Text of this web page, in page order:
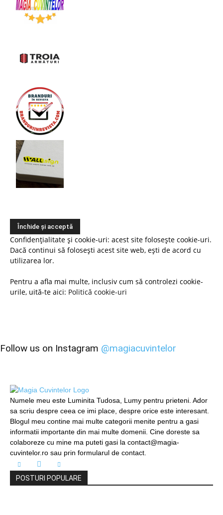
Confidențialitate și cookie-uri: acest site folosește cookie-uri.
Dacă continui să folosești acest site web, ești de acord cu
utilizarea lor.
Pentru a afla mai multe, inclusiv cum să controlezi cookie-
urile, uită-te aici: Politică cookie-uri
Follow us on Instagram @magiacuvintelor
Numele meu este Luminita Tudosa, Lumy pentru prieteni. Ador
sa scriu despre ceea ce imi place, despre orice este interesant.
Blogul meu contine mai multe categorii menite pentru a gasi
informatii importante din mai multe domenii. Cine doreste sa
colaboreze cu mine ma puteti gasi la contact@magia-
cuvintelor.ro sau prin formularul de contact.
POSTURI POPULARE